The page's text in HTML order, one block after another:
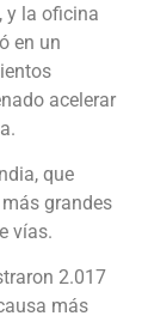
y la oficina
en un
acelerar
que
grandes
vías.
2.017
más